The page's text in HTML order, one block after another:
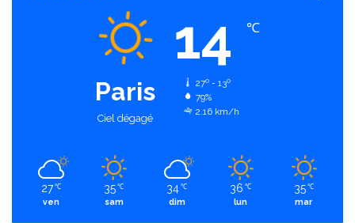
Paris
Ciel dégagé
14 ℃
27º - 13º
79%
2.16 km/h
27 ℃
ven
35 ℃
sam
34 ℃
dim
36 ℃
lun
35 ℃
mar